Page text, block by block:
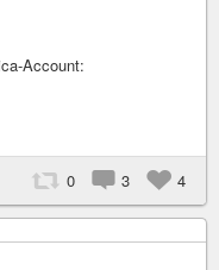
Account:
0 3 4